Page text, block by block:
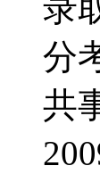
录
分
共